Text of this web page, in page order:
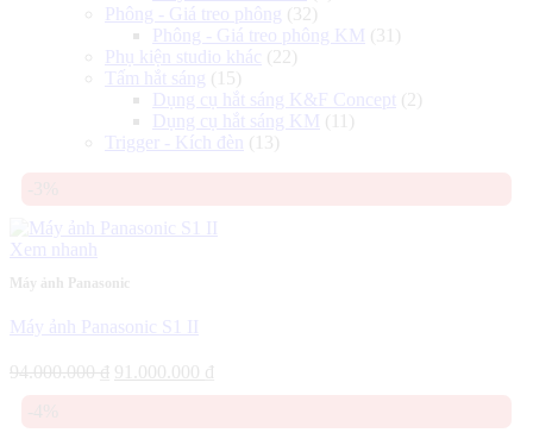
Phông - Giá treo phông (32)
Phông - Giá treo phông KM (31)
Phụ kiện studio khác (22)
Tấm hắt sáng (15)
Dụng cụ hắt sáng K&F Concept (2)
Dụng cụ hắt sáng KM (11)
Trigger - Kích đèn
(13)
Xem nhanh
Máy ảnh Panasonic
Máy ảnh Panasonic S1 II
94.000.000₫ Giá
91.000.000 ₫